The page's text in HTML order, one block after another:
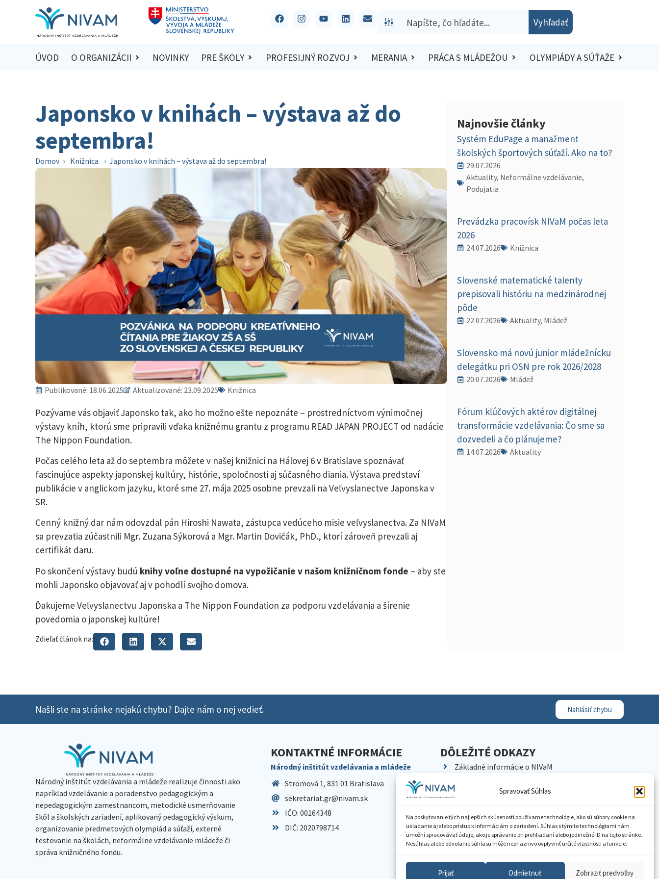
Spravovať Súhlas
Na poskytovanie tých najlepších skúseností používame technológie, ako sú súbory cookie na
ukladanie a/alebo prístup k informáciám o zariadení. Súhlas s týmito technológiami nám
umožní spracovávať údaje, ako je správanie pri prehliadaní alebo jedinečné ID na tejto stránke.
Nesúhlas alebo odvolanie súhlasu môže nepriaznivo ovplyvniť určité vlastnosti a funkcie.
Prijať Odmietnuť Zobraziť predvoľby
Vyhľadať
ÚVOD O ORGANIZÁCII NOVINKY PRE ŠKOLY PROFESIJNÝ ROZVOJ MERANIA PRÁCA S MLÁDEŽOU OLYMPIÁDY A SÚŤAŽE
Japonsko v knihách – výstava až do
septembra!
Domov › Knižnica › Japonsko v knihách – výstava až do septembra!
Publikované: 18.06.2025 Aktualizované: 23.09.2025 Knižnica
Pozývame vás objaviť Japonsko tak, ako ho možno ešte nepoznáte – prostredníctvom výnimočnej
výstavy kníh, ktorú sme pripravili vďaka knižnému grantu z programu READ JAPAN PROJECT od nadácie
The Nippon Foundation.
Počas celého leta až do septembra môžete v našej knižnici na Hálovej 6 v Bratislave spoznávať
fascinujúce aspekty japonskej kultúry, histórie, spoločnosti aj súčasného diania. Výstava predstaví
publikácie v anglickom jazyku, ktoré sme 27. mája 2025 osobne prevzali na Veľvyslanectve Japonska v
SR.
Cenný knižný dar nám odovzdal pán Hiroshi Nawata, zástupca vedúceho misie veľvyslanectva. Za NIVaM
sa prevzatia zúčastnili Mgr. Zuzana Sýkorová a Mgr. Martin Dovičák, PhD., ktorí zároveň prevzali aj
certifikát daru.
Po skončení výstavy budú knihy voľne dostupné na vypožičanie v našom knižničnom fonde – aby ste
mohli Japonsko objavovať aj v pohodlí svojho domova.
Ďakujeme Veľvyslanectvu Japonska a The Nippon Foundation za podporu vzdelávania a šírenie
povedomia o japonskej kultúre!
Zdieľať článok na:
Najnovšie články
Systém EduPage a manažment
školských športových súťaží. Ako na to?
29.07.2026
Aktuality, Neformálne vzdelávanie,
Podujatia
Prevádzka pracovísk NIVaM počas leta
2026
24.07.2026 Knižnica
Slovenské matematické talenty
prepisovali históriu na medzinárodnej
pôde
22.07.2026 Aktuality, Mládež
Slovensko má novú junior mládežnícku
delegátku pri OSN pre rok 2026/2028
20.07.2026 Mládež
Fórum kľúčových aktérov digitálnej
transformácie vzdelávania: Čo sme sa
dozvedeli a čo plánujeme?
14.07.2026 Aktuality
Našli ste na stránke nejakú chybu? Dajte nám o nej vedieť. Nahlásiť chybu
Národný inštitút vzdelávania a mládeže realizuje činnosti ako
napríklad vzdelávanie a poradenstvo pedagogickým a
nepedagogickým zamestnancom, metodické usmerňovanie
škôl a školských zariadení, aplikovaný pedagogický výskum,
organizovanie predmetových olympiád a súťaží, externé
testovanie na školách, neformálne vzdelávanie mládeže či
správa knižničného fondu.
KONTAKTNÉ INFORMÁCIE
Národný inštitút vzdelávania a mládeže
Stromová 1, 831 01 Bratislava
sekretariat.gr@nivam.sk
IČO: 00164348
DIČ: 2020798714
DÔLEŽITÉ ODKAZY
Základné informácie o NIVaM
Kariéra
Pracoviská NIVaM
Dokumenty inštitúcie